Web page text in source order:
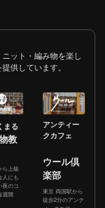
ット・編み物を楽し
供しています。
まる
教
ら上級
人にも
夜のコ
週開
アンティー
クカフェ
ウール倶
楽部
東京 両国駅から
徒歩2分のアンテ